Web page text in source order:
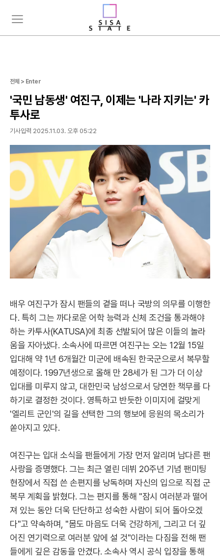
주
뉴
치
기
전체 > Enter
'국민 남동생' 여진구, 이제는 '나라 지키는' 카
투사로
기사입력 2025.11.03. 오후 05:22
배우 여진구가 잠시 팬들의 곁을 떠나 국방의 의무를 이행한
다. 특히 그는 까다로운 어학 능력과 신체 조건을 통과해야
하는 카투사(KATUSA)에 최종 선발되어 많은 이들의 놀라
움을 자아냈다. 소속사에 따르면 여진구는 오는 12월 15일
입대해 약 1년 6개월간 미군에 배속된 한국군으로서 복무할
예정이다. 1997년생으로 올해 만 28세가 된 그가 더 이상
입대를 미루지 않고, 대한민국 남성으로서 당연한 책무를 다
하기로 결정한 것이다. 영특하고 반듯한 이미지에 걸맞게
'엘리트 군인'의 길을 선택한 그의 행보에 응원의 목소리가
쏟아지고 있다.
여진구는 입대 소식을 팬들에게 가장 먼저 알리며 남다른 팬
사랑을 증명했다. 그는 최근 열린 데뷔 20주년 기념 팬미팅
현장에서 직접 쓴 손편지를 낭독하며 자신의 입으로 직접 군
복무 계획을 밝혔다. 그는 편지를 통해 "잠시 여러분과 떨어
져 있는 동안 더욱 단단하고 성숙한 사람이 되어 돌아오겠
다"고 약속하며, "몸도 마음도 더욱 건강하게, 그리고 더 깊
어진 연기력으로 여러분 앞에 설 것"이라는 다짐을 전해 팬
들에게 깊은 감동을 안겼다. 소속사 역시 공식 입장을 통해